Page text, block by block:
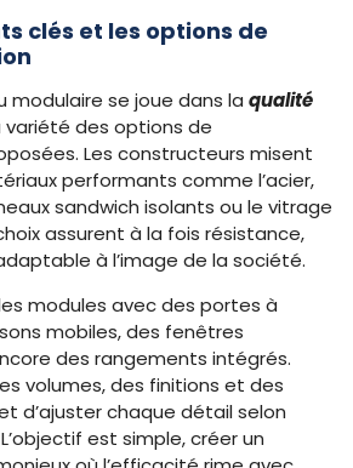
clés et les options de
modulaire se joue dans la qualité
variété des options de
Les constructeurs misent
performants comme l’acier,
sandwich isolants ou le vitrage
assurent à la fois résistance,
à l’image de la société.
modules avec des portes à
mobiles, des fenêtres
des rangements intégrés.
volumes, des finitions et des
d’ajuster chaque détail selon
est simple, créer un